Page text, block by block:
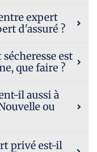
expert
d'assuré ?
est
que faire ?
il aussi à
ou
privé est-il